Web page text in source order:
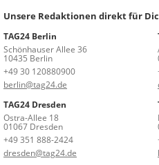
Unsere Redaktionen direkt für
TAG24 Berlin
Schönhauser Allee 36
10435 Berlin
+49 30 120880900
berlin@tag24.de
TAG24 Dresden
Ostra-Allee 18
01067 Dresden
+49 351 888-2424
dresden@tag24.de